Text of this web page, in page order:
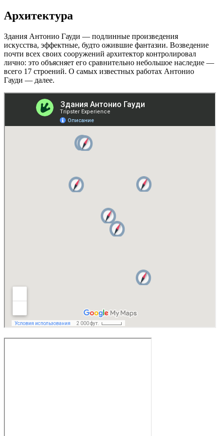
Архитектура
Здания Антонио Гауди — подлинные произведения
искусства, эффектные, будто ожившие фантазии. Возведение
почти всех своих сооружений архитектор контролировал
лично: это объясняет его сравнительно небольшое наследие —
всего 17 строений. О самых известных работах Антонио
Гауди — далее.